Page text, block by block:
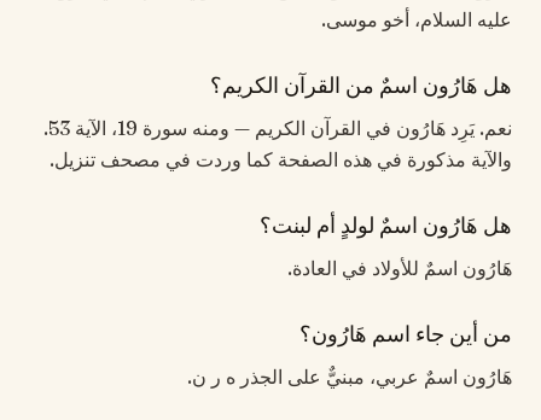
عليه السلام، أخو موسى.
هل هَارُون اسمٌ من القرآن الكريم؟
نعم. يَرِد هَارُون في القرآن الكريم — ومنه سورة 19، الآية 53.
والآية مذكورة في هذه الصفحة كما وردت في مصحف تنزيل.
هل هَارُون اسمٌ لولدٍ أم لبنت؟
هَارُون اسمٌ للأولاد في العادة.
من أين جاء اسم هَارُون؟
هَارُون اسمٌ عربي، مبنيٌّ على الجذر ه ر ن.